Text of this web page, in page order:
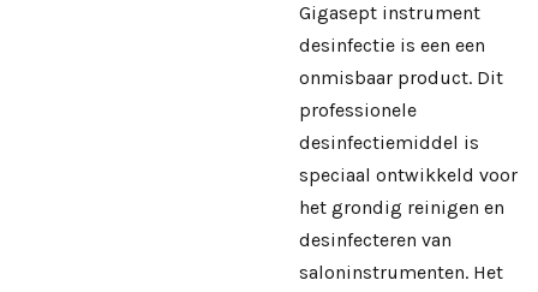
Gigasept instrument
desinfectie is een een
onmisbaar product. Dit
professionele
desinfectiemiddel is
speciaal ontwikkeld voor
het grondig reinigen en
desinfecteren van
saloninstrumenten. Het